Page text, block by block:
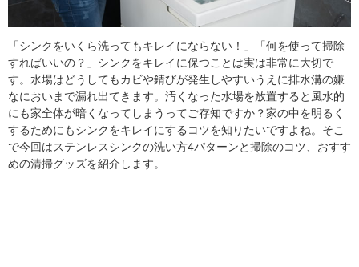
「シンクをいくら洗ってもキレイにならない！」「何を使って掃除
すればいいの？」シンクをキレイに保つことは実は非常に大切で
す。水場はどうしてもカビや錆びが発生しやすいうえに排水溝の嫌
なにおいまで漏れ出てきます。汚くなった水場を放置すると風水的
にも家全体が暗くなってしまうってご存知ですか？家の中を明るく
するためにもシンクをキレイにするコツを知りたいですよね。そこ
で今回はステンレスシンクの洗い方4パターンと掃除のコツ、おすす
めの清掃グッズを紹介します。